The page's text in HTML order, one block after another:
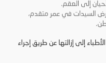
إلى العقم.
السيدات في عمر متقدم،
إلى إزالتها عن طريق إجراء